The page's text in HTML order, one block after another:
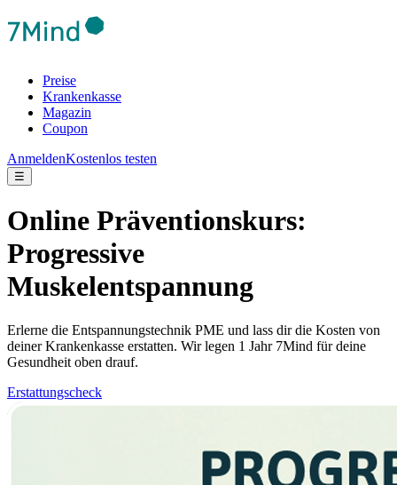
Preise
Krankenkasse
Magazin
Coupon
AnmeldenKostenlos testen
☰
Online Präventionskurs:
Progressive
Muskelentspannung
Erlerne die Entspannungstechnik PME und lass dir die Kosten von
deiner Krankenkasse erstatten. Wir legen 1 Jahr 7Mind für deine
Gesundheit oben drauf.
Erstattungscheck